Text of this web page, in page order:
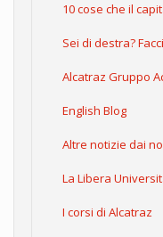
10 cose che il
Sei di destra?
Alcatraz Gruppo
English Blog
Altre notizie dai
La Libera
I corsi di Alcatraz